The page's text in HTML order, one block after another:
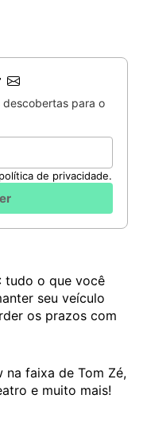
descobertas para o
de privacidade.
tudo o que você
seu veículo
os prazos com
na faixa de Tom Zé,
e muito mais!